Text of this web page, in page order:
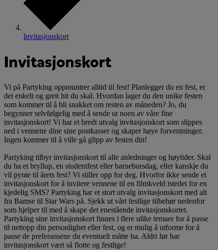
Invitasjonskort
Invitasjonskort
Vi på Partyking oppmuntrer alltid til fest! Planlegger du en fest, er
det enkelt og greit hit du skal. Hvordan lager du den unike festen
som kommer til å bli snakket om resten av måneden? Jo, du
begynner selvfølgelig med å sende ut noen av våre fine
invitasjonskort! Vi har et bredt utvalg invitasjonskort som slippes
ned i vennene dine sine postkasser og skaper høye forventninger.
Ingen kommer til å ville gå glipp av festen din!
Partyking tilbyr invitasjonskort til alle anledninger og høytider. Skal
du ha et bryllup, en studentfest eller barnebursdag, eller kanskje du
vil pynte til årets fest? Vi stiller opp for deg. Hvorfor ikke sende et
invitasjonskort for å invitere vennene til en filmkveld istedet for en
kjedelig SMS? Partyking har et stort utvalg invitasjonskort med alt
fra Bamse til Star Wars på. Sjekk ut vårt festlige tilbehør nedenfor
som hjelper til med å skape det enestående invitasjonskortet.
Partyking sine invitasjonskort finnes i flere ulike temaer for å passe
til nettopp din personlighet eller fest, og er mulig å utforme for å
passe de preferansene du eventuelt måtte ha. Aldri før har
invitasjonskort vært så flotte og festlige!